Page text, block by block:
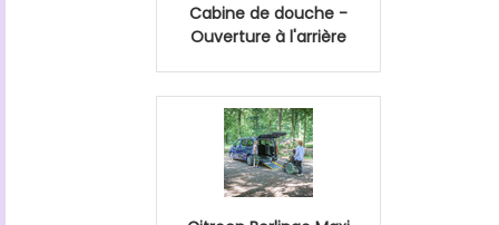
Cabine de douche -
Ouverture à l'arrière